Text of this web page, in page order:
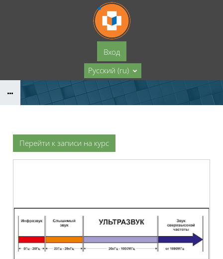
Перейти к основному содержанию
Вход
Русский ‎(ru)‎
Перейти к записи на курс